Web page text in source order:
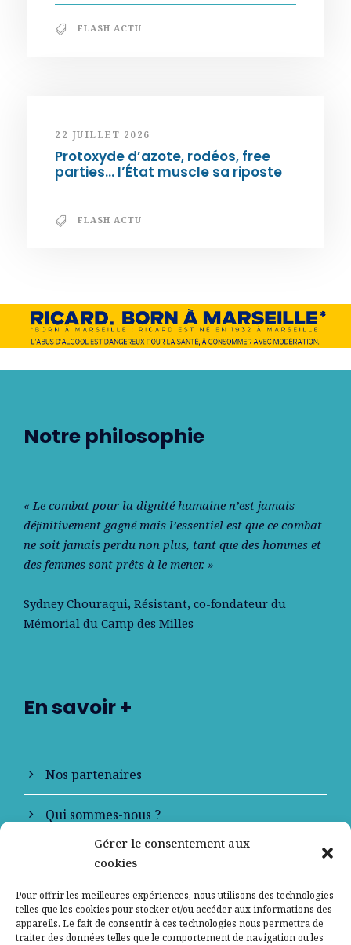
Gérer le consentement aux
cookies
Pour offrir les meilleures expériences, nous utilisons des technologies
telles que les cookies pour stocker et/ou accéder aux informations des
appareils. Le fait de consentir à ces technologies nous permettra de
traiter des données telles que le comportement de navigation ou les
FLASH ACTU
22 JUILLET 2026
Protoxyde d’azote, rodéos, free
parties… l’État muscle sa riposte
FLASH ACTU
Notre philosophie
« Le combat pour la dignité humaine n’est jamais
déﬁnitivement gagné mais l’essentiel est que ce combat
ne soit jamais perdu non plus, tant que des hommes et
des femmes sont prêts à le mener. »
Sydney Chouraqui, Résistant, co-fondateur du
Mémorial du Camp des Milles
En savoir +
Nos partenaires
Qui sommes-nous ?
Contactez-nous
Mentions légales
Politique de confidentialité